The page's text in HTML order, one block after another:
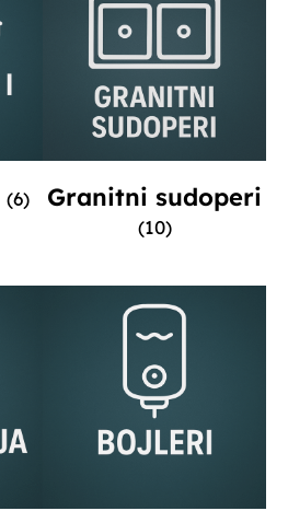
(6) Granitni sudoperi
(10)